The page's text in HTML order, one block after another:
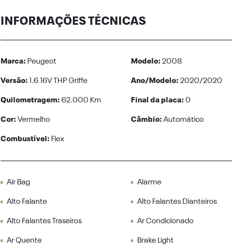
INFORMAÇÕES TÉCNICAS
Marca: Peugeot Modelo:2008
Versão: 1.6 16V THP Griffe Ano/Modelo:2020/2020
Quilometragem:62.000 Km Final da placa:0
Cor:Vermelho Câmbio:Automático
Combustível: Flex
Air Bag Alarme
Alto Falante Alto Falantes Dianteiros
Alto Falantes Traseiros Ar Condicionado
Ar Quente Brake Light